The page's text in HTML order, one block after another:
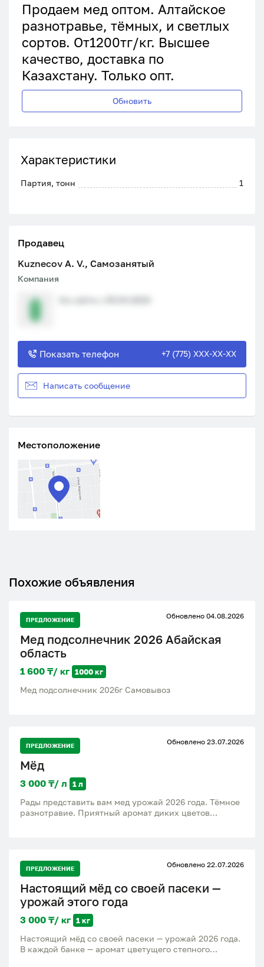
Продаем мед оптом. Алтайское
разнотравье, тёмных, и светлых
сортов. От1200тг/кг. Высшее
качество, доставка по
Казахстану. Только опт.
Обновить
Характеристики
Партия, тонн 1
Продавец
Kuznecov A. V., Самозанятый
Компания
Показать телефон +7 (775) XXX-XX-XX
Написать сообщение
Местоположение
Похожие объявления
ПРЕДЛОЖЕНИЕ Обновлено 04.08.2026
Мед подсолнечник 2026 Абайская
область
1 600 ₸/ кг 1000 кг
Мед подсолнечник 2026г Самовывоз
ПРЕДЛОЖЕНИЕ Обновлено 23.07.2026
Мёд
3 000 ₸/ л 1 л
Рады представить вам мед урожай 2026 года. Тёмное
разнотравие. Приятный аромат диких цветов
ПРЕДЛОЖЕНИЕ Обновлено 22.07.2026
Настоящий мёд со своей пасеки —
урожай этого года
3 000 ₸/ кг 1 кг
Настоящий мёд со своей пасеки — урожай 2026 года.
В каждой банке — аромат цветущего степного